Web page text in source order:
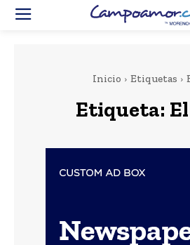
Inicio Etiquetas
Etiqueta: